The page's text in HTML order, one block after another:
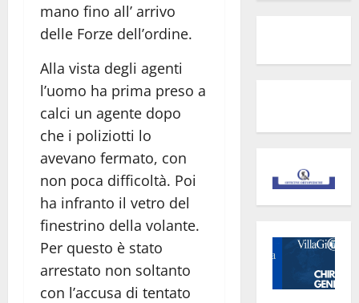
mano fino all’ arrivo
delle Forze dell’ordine.
Alla vista degli agenti
l’uomo ha prima preso a
calci un agente dopo
che i poliziotti lo
avevano fermato, con
non poca difficoltà. Poi
ha infranto il vetro del
finestrino della volante.
Per questo è stato
arrestato non soltanto
con l’accusa di tentato